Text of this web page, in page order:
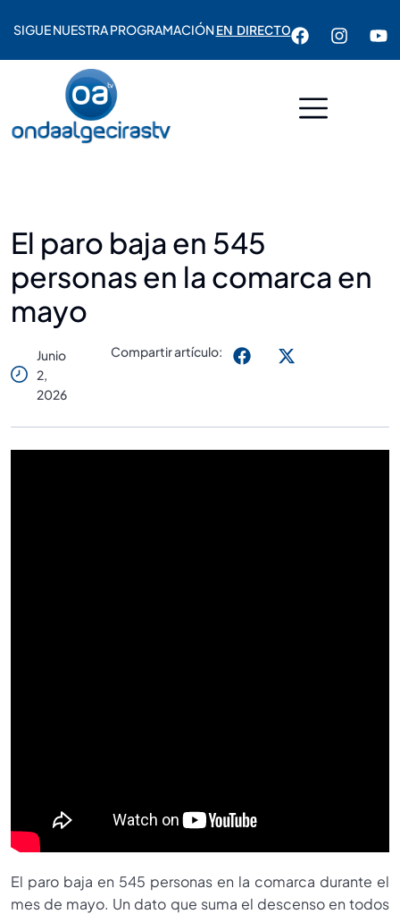
SIGUE NUESTRA PROGRAMACIÓNEN DIRECTO
El paro baja en 545
personas en la comarca en
mayo
Junio
2,
2026
Compartir artículo:
El paro baja en 545 personas en la comarca durante el
mes de mayo. Un dato que suma el descenso en todos